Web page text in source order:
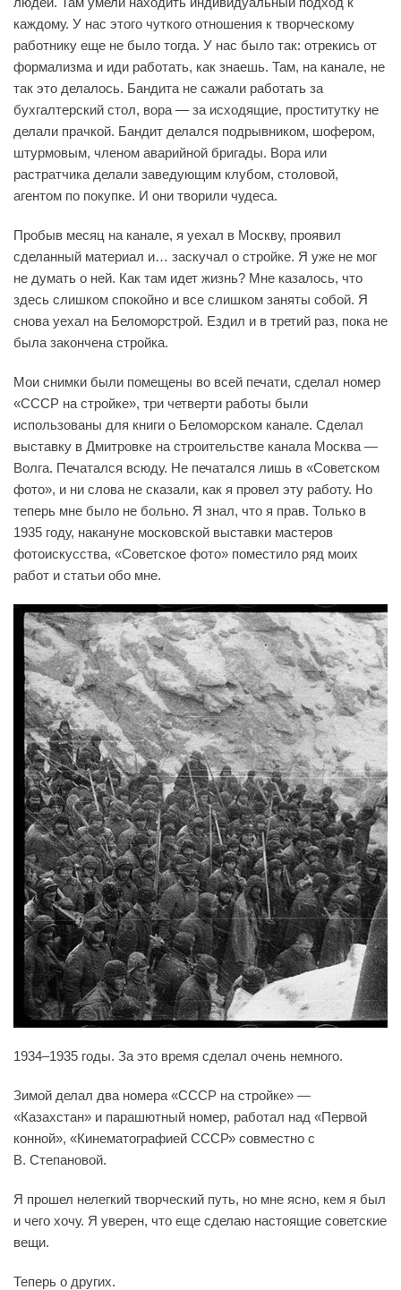
каждому. У нас этого чуткого отношения к творческому
работнику еще не было тогда. У нас было так: отрекись от
формализма и иди работать, как знаешь. Там, на канале, не
так это делалось. Бандита не сажали работать за
бухгалтерский стол, вора — за исходящие, проститутку не
делали прачкой. Бандит делался подрывником, шофером,
штурмовым, членом аварийной бригады. Вора или
растратчика делали заведующим клубом, столовой,
агентом по покупке. И они творили чудеса.
Пробыв месяц на канале, я уехал в Москву, проявил
сделанный материал и… заскучал о стройке. Я уже не мог
не думать о ней. Как там идет жизнь? Мне казалось, что
здесь слишком спокойно и все слишком заняты собой. Я
снова уехал на Беломорстрой. Ездил и в третий раз, пока не
была закончена стройка.
Мои снимки были помещены во всей печати, сделал номер
«СССР на стройке», три четверти работы были
использованы для книги о Беломорском канале. Сделал
выставку в Дмитровке на строительстве канала Москва —
Волга. Печатался всюду. Не печатался лишь в «Советском
фото», и ни слова не сказали, как я провел эту работу. Но
теперь мне было не больно. Я знал, что я прав. Только в
1935 году, накануне московской выставки мастеров
фотоискусства, «Советское фото» поместило ряд моих
работ и статьи обо мне.
1934–1935 годы. За это время сделал очень немного.
Зимой делал два номера «СССР на стройке» —
«Казахстан» и парашютный номер, работал над «Первой
конной», «Кинематографией СССР» совместно с
В. Степановой.
Я прошел нелегкий творческий путь, но мне ясно, кем я был
и чего хочу. Я уверен, что еще сделаю настоящие советские
вещи.
Теперь о других.